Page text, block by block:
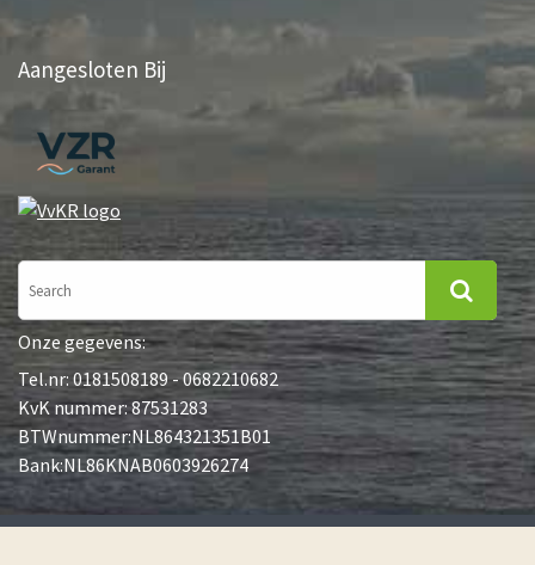
Aangesloten Bij
Onze gegevens:
Tel.nr: 0181508189 - 0682210682
KvK nummer: 87531283
BTWnummer:NL864321351B01
Bank:NL86KNAB0603926274